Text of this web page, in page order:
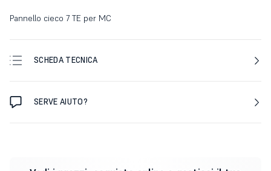
Pannello cieco 7 TE per MC
SCHEDA TECNICA
SERVE AIUTO?